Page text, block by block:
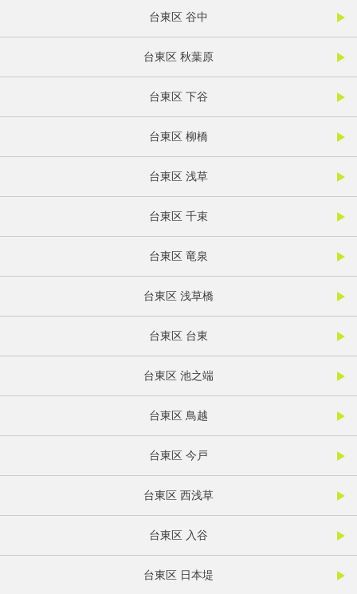
台東区 谷中
台東区 秋葉原
台東区 下谷
台東区 柳橋
台東区 浅草
台東区 千束
台東区 竜泉
台東区 浅草橋
台東区 台東
台東区 池之端
台東区 鳥越
台東区 今戸
台東区 西浅草
台東区 入谷
台東区 日本堤